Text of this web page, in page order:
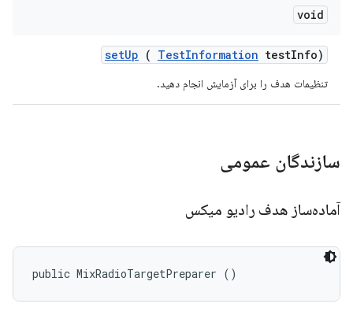
void
setUp ( TestInformation testInfo)
تنظیمات هدف را برای آزمایش انجام دهید.
سازندگان عمومی
آماده‌ساز هدف رادیو میکس
public MixRadioTargetPreparer ()